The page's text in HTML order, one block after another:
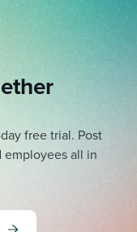
free trial. Post
employees all in